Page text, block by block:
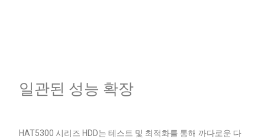
일관된 성능 확장
HAT5300 시리즈 HDD는 테스트 및 최적화를 통해 까다로운 다